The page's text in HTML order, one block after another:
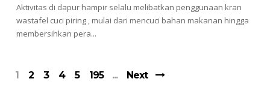
Aktivitas di dapur hampir selalu melibatkan penggunaan kran
wastafel cuci piring , mulai dari mencuci bahan makanan hingga
membersihkan pera...
1 2 3 4 5 195 Next